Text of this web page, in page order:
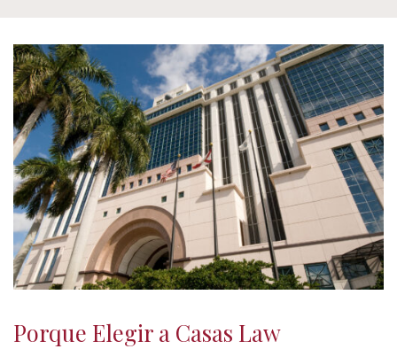
Porque Elegir a Casas Law